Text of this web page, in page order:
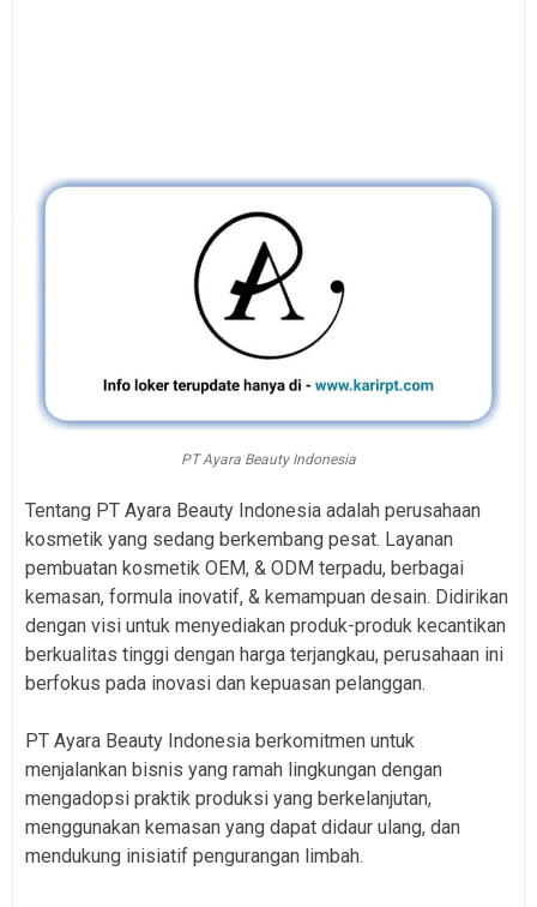
PT Ayara Beauty Indonesia
Tentang PT Ayara Beauty Indonesia adalah perusahaan
kosmetik yang sedang berkembang pesat. Layanan
pembuatan kosmetik OEM, & ODM terpadu, berbagai
kemasan, formula inovatif, & kemampuan desain. Didirikan
dengan visi untuk menyediakan produk-produk kecantikan
berkualitas tinggi dengan harga terjangkau, perusahaan ini
berfokus pada inovasi dan kepuasan pelanggan.
PT Ayara Beauty Indonesia berkomitmen untuk
menjalankan bisnis yang ramah lingkungan dengan
mengadopsi praktik produksi yang berkelanjutan,
menggunakan kemasan yang dapat didaur ulang, dan
mendukung inisiatif pengurangan limbah.